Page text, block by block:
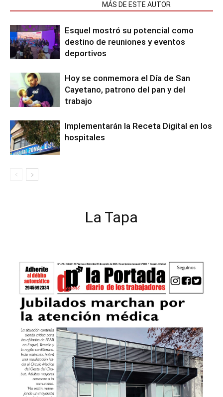
MÁS DE ESTE AUTOR
Esquel mostró su potencial como
destino de reuniones y eventos
deportivos
Hoy se conmemora el Día de San
Cayetano, patrono del pan y del
trabajo
Implementarán la Receta Digital en los
hospitales
La Tapa